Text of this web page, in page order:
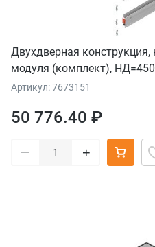
Двухдверная
модуля (комплект),
Артикул: 7673151
50 776.40 ₽
– +